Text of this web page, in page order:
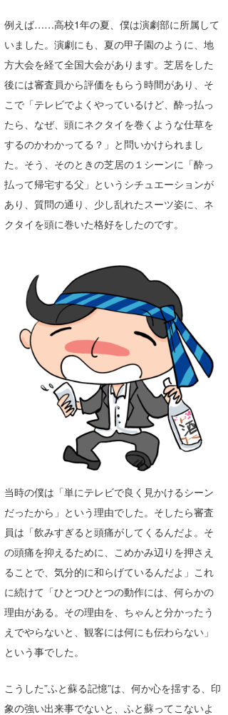
例えば……高校1年の夏、僕は演劇部に所属して
いました。演劇にも、夏の甲子園のように、地
方大会を経て全国大会があります。芝居をした
後には審査員から評価をもらう時間があり、そ
こで「テレビでよくやっているけど、酔っ払っ
たら、なぜ、頭にネクタイを巻くような仕草を
するのかわかってる？」と問いかけられまし
た。そう、そのときの芝居の１シーンに「酔っ
払って帰宅する父」というシチュエーションが
あり、質問の通り、少し乱れたスーツ姿に、ネ
クタイを頭に巻いた格好をしたのです。
当時の僕は「単にテレビで良く見かけるシーン
だったから」という理由でした。そしたら審査
員は「飲みすぎると頭痛がしてくるんだよ。そ
の頭痛を抑えるために、こめかみ辺りを押さえ
ることで、気分的に和らげているんだよ」これ
に続けて「ひとつひとつの動作には、何らかの
理由がある。その理由を、ちゃんと分かったう
えでやらないと、観客には何にも伝わらない」
という事でした。
こうした”ふと蘇る記憶”は、何か心を揺する、印
象の強い出来事でないと、ふと蘇ってこないよ
Core Surf Japan
Naoya Kimoto
mitsuteru Kamio
Yasunari Inoue
Yoshiyuki Obata
arukasvision
熊谷素子
メディア
SURFMEDIA
Colors MAGAZINE
WAVAL
波伝説アンバサダー/プロライダー
福島寿実子
中浦“JET”章
嵯峨明日香
植村未来
NOBUFUKU
大野”MAR”修聖
喜納海人
波伝説スタッフ
☆加藤
+☆maki☆+
ECE
G◎Da
KID
KOBU
mitz
OYZ
S.K
Soulman
VAGY
waka☆=
たっちー
波伝説